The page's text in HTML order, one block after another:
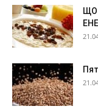
ЩО